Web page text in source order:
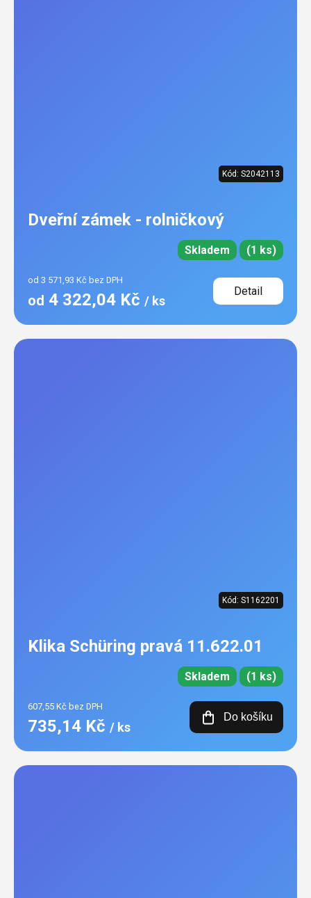
Kód: S2042113
Dveřní zámek - rolničkový
Skladem (1 ks)
od 3 571,93 Kč bez DPH
od 4 322,04 Kč / ks
Detail
Kód: S1162201
Klika Schüring pravá 11.622.01
Skladem (1 ks)
607,55 Kč bez DPH
735,14 Kč / ks
Do košíku